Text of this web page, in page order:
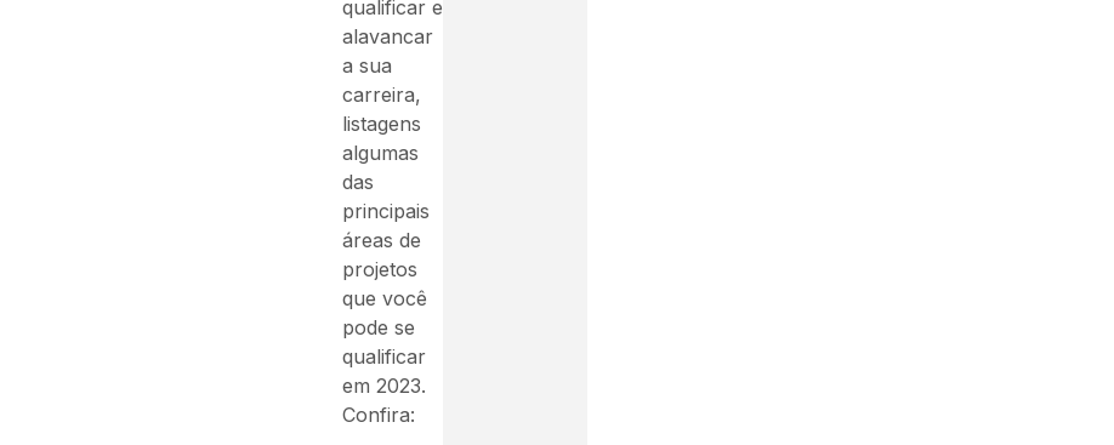
qualificar e
alavancar
a sua
carreira,
listagens
algumas
das
principais
áreas de
projetos
que você
pode se
qualificar
em 2023.
Confira: